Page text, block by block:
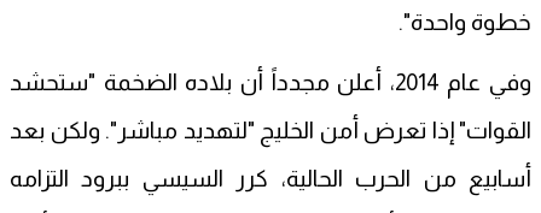
خطوة واحدة".
وفي عام 2014، أعلن مجدداً أن بلاده الضخمة "ستحشد
القوات" إذا تعرض أمن الخليج "لتهديد مباشر". ولكن بعد
أسابيع من الحرب الحالية، كرر السيسي ببرود التزامه